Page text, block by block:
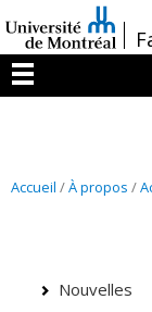
au
contenu
/
Menu
Accueil /À propos /
Nouvelles